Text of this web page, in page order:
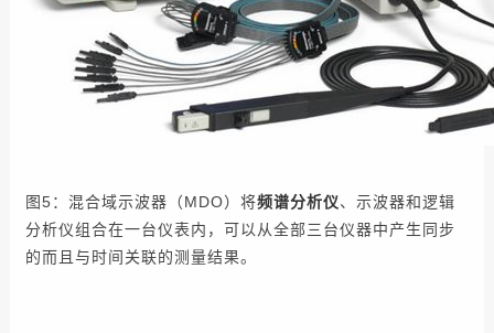
图5：混合域示波器（MDO）将频谱分析仪、示波器和逻辑
分析仪组合在一台仪表内，可以从全部三台仪器中产生同步
的而且与时间关联的测量结果。